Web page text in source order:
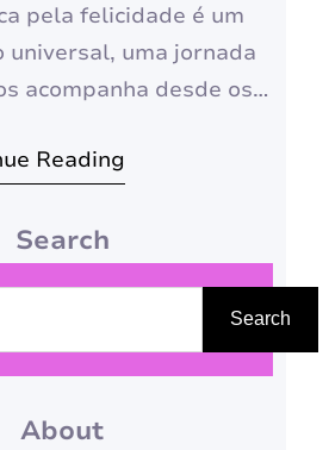
pela felicidade é um
universal, uma jornada
acompanha desde os
muitas vezes nos
externas,
no reconhecimento
em circunstâncias
Esquecemos que a
Reading
Search
Search
About